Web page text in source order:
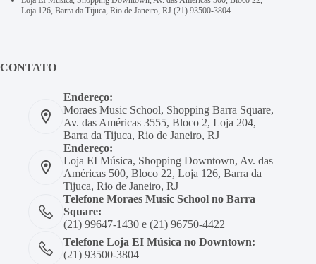
Loja 126, Barra da Tijuca, Rio de Janeiro, RJ (21) 93500-3804
CONTATO
Endereço:
Moraes Music School, Shopping Barra Square,
Av. das Américas 3555, Bloco 2, Loja 204,
Barra da Tijuca, Rio de Janeiro, RJ
Endereço:
Loja EI Música, Shopping Downtown, Av. das
Américas 500, Bloco 22, Loja 126, Barra da
Tijuca, Rio de Janeiro, RJ
Telefone Moraes Music School no Barra
Square:
(21) 99647-1430 e (21) 96750-4422
Telefone Loja EI Música no Downtown:
(21) 93500-3804